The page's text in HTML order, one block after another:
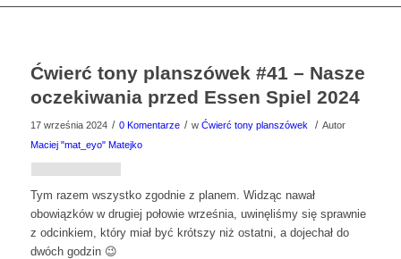
Ćwierć tony planszówek #41 – Nasze
oczekiwania przed Essen Spiel 2024
17 września 2024 / 0 Komentarze / w Ćwierć tony planszówek / Autor
Maciej "mat_eyo" Matejko
Tym razem wszystko zgodnie z planem. Widząc nawał
obowiązków w drugiej połowie września, uwinęliśmy się sprawnie
z odcinkiem, który miał być krótszy niż ostatni, a dojechał do
dwóch godzin 😉